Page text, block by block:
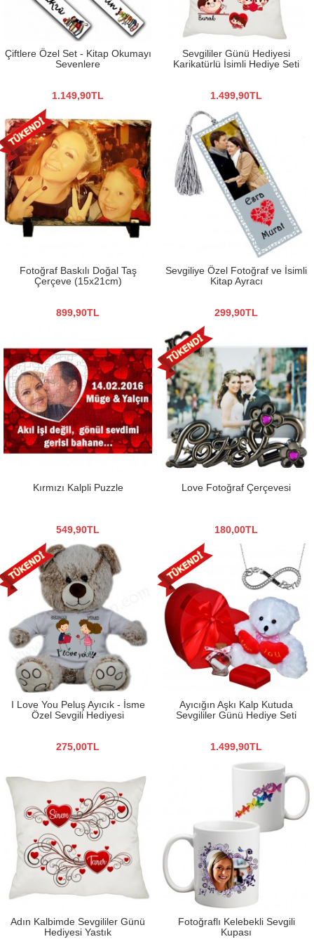
Çiftlere Özel Set - Kitap Okumayı
Sevenlere
1.149,90TL
Sevgililer Günü Hediyesi
Karikatürlü İsimli Hediye Seti
1.499,90TL
Fotoğraf Baskılı Doğal Taş
Çerçeve (15x21cm)
899,90TL
Sevgiliye Özel Fotoğraf ve İsimli
Kitap Ayracı
299,90TL
Kırmızı Kalpli Puzzle
549,90TL
Love Fotoğraf Çerçevesi
180,00TL
I Love You Peluş Ayıcık - İsme
Özel Sevgili Hediyesi
275,00TL
Ayıcığın Aşkı Kalp Kutuda
Sevgililer Günü Hediye Seti
1.499,90TL
Adın Kalbimde Sevgililer Günü
Hediyesi Yastık
Fotoğraflı Kelebekli Sevgili
Kupası